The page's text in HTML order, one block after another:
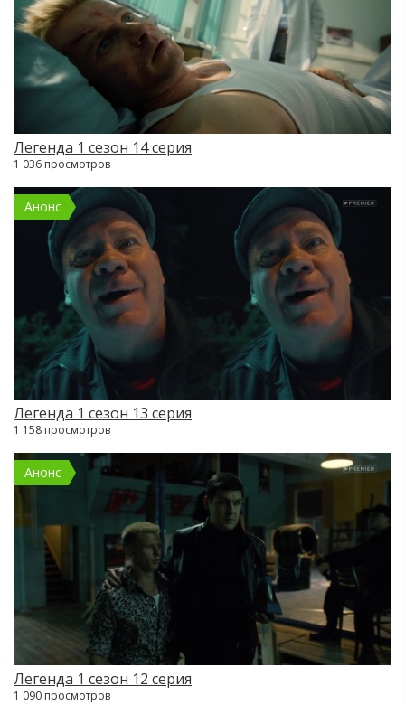
Легенда 1 сезон 14 серия
1 036 просмотров
Анонс
Легенда 1 сезон 13 серия
1 158 просмотров
Анонс
Легенда 1 сезон 12 серия
1 090 просмотров